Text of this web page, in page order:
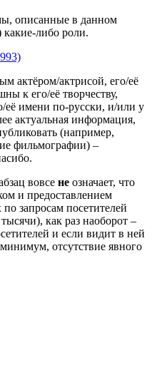
описанные в данном
какие-либо роли.
актёром/актрисой, его/её
к его/её творчеству,
её имени по-русски, и/или у
актуальная информация,
(например,
фильмографии) –
вовсе не означает, что
и предоставлением
запросам посетителей
как раз наоборот –
и если видит в ней
отсутствие явного